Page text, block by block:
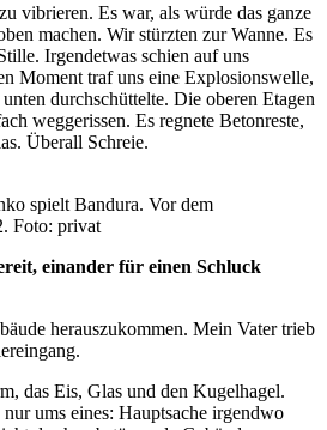
vibrieren. Es war, als würde das ganze
machen. Wir stürzten zur Wanne. Es
Irgendetwas schien auf uns
Moment traf uns eine Explosionswelle,
durchschüttelte. Die oberen Etagen
weggerissen. Es regnete Betonreste,
Überall Schreie.
spielt Bandura. Vor dem
Foto: privat
einander für einen Schluck
herauszukommen. Mein Vater trieb
das Eis, Glas und den Kugelhagel.
ums eines: Hauptsache irgendwo